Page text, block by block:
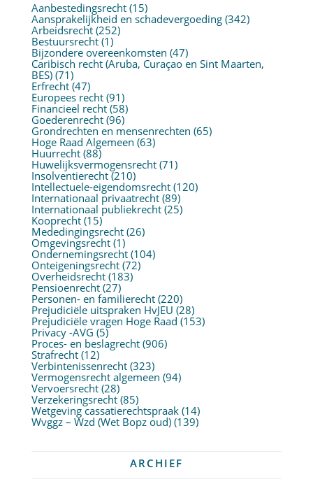
Aanbestedingsrecht(15)
Aansprakelijkheid en schadevergoeding(342)
Arbeidsrecht(252)
Bestuursrecht(1)
Bijzondere overeenkomsten (47)
Caribisch recht (Aruba, Curaçao en Sint Maarten,
BES)(71)
Erfrecht(47)
Europees recht(91)
Financieel recht(58)
Goederenrecht(96)
Grondrechten en mensenrechten (65)
Hoge Raad Algemeen (63)
Huurrecht(88)
Huwelijksvermogensrecht(71)
Insolventierecht(210)
Intellectuele-eigendomsrecht(120)
Internationaal privaatrecht(89)
Internationaal publiekrecht(25)
Kooprecht(15)
Mededingingsrecht(26)
Omgevingsrecht(1)
Ondernemingsrecht(104)
Onteigeningsrecht(72)
Overheidsrecht(183)
Pensioenrecht(27)
Personen- en familierecht(220)
Prejudiciële uitspraken HvJEU (28)
Prejudiciële vragen Hoge Raad (153)
Privacy -AVG (5)
Proces- en beslagrecht(906)
Strafrecht(12)
Verbintenissenrecht(323)
Vermogensrecht algemeen (94)
Vervoersrecht(28)
Verzekeringsrecht(85)
Wetgeving cassatierechtspraak(14)
Wvggz – Wzd (Wet Bopz oud)(139)
ARCHIEF